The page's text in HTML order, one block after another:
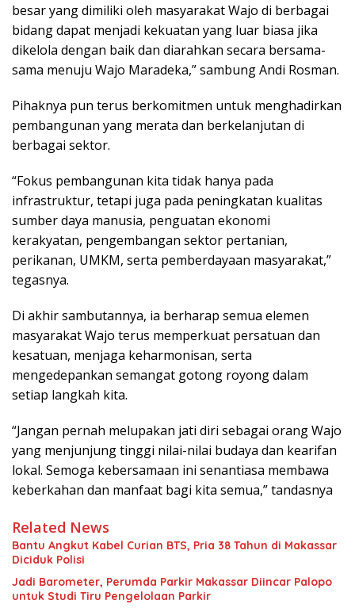
besar yang dimiliki oleh masyarakat Wajo di berbagai
bidang dapat menjadi kekuatan yang luar biasa jika
dikelola dengan baik dan diarahkan secara bersama-
sama menuju Wajo Maradeka,” sambung Andi Rosman.
Pihaknya pun terus berkomitmen untuk menghadirkan
pembangunan yang merata dan berkelanjutan di
berbagai sektor.
“Fokus pembangunan kita tidak hanya pada
infrastruktur, tetapi juga pada peningkatan kualitas
sumber daya manusia, penguatan ekonomi
kerakyatan, pengembangan sektor pertanian,
perikanan, UMKM, serta pemberdayaan masyarakat,”
tegasnya.
Di akhir sambutannya, ia berharap semua elemen
masyarakat Wajo terus memperkuat persatuan dan
kesatuan, menjaga keharmonisan, serta
mengedepankan semangat gotong royong dalam
setiap langkah kita.
“Jangan pernah melupakan jati diri sebagai orang Wajo
yang menjunjung tinggi nilai-nilai budaya dan kearifan
lokal. Semoga kebersamaan ini senantiasa membawa
keberkahan dan manfaat bagi kita semua,” tandasnya
Related News
Bantu Angkut Kabel Curian BTS, Pria 38 Tahun di Makassar
Diciduk Polisi
Jadi Barometer, Perumda Parkir Makassar Diincar Palopo
untuk Studi Tiru Pengelolaan Parkir